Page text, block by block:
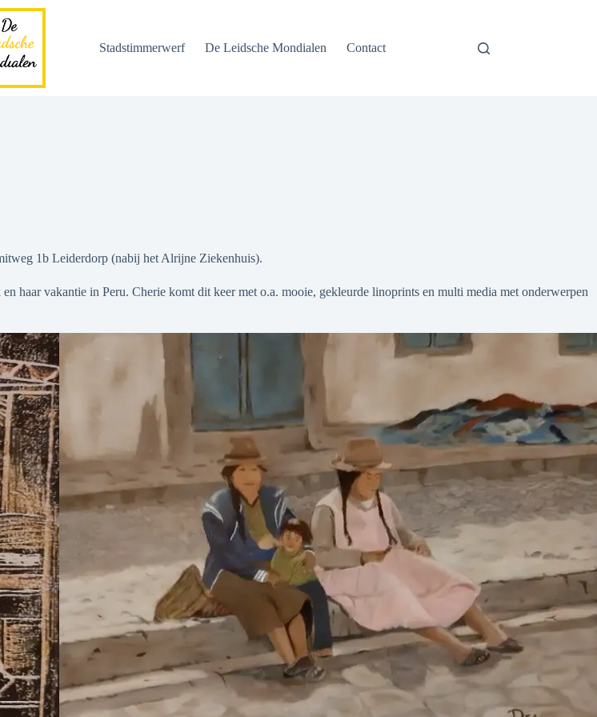
Stadstimmerwerf De Leidsche Mondialen Contact
1b Leiderdorp (nabij het Alrijne Ziekenhuis).
haar vakantie in Peru. Cherie komt dit keer met o.a. mooie, gekleurde linoprints en multi media met onderwerpen